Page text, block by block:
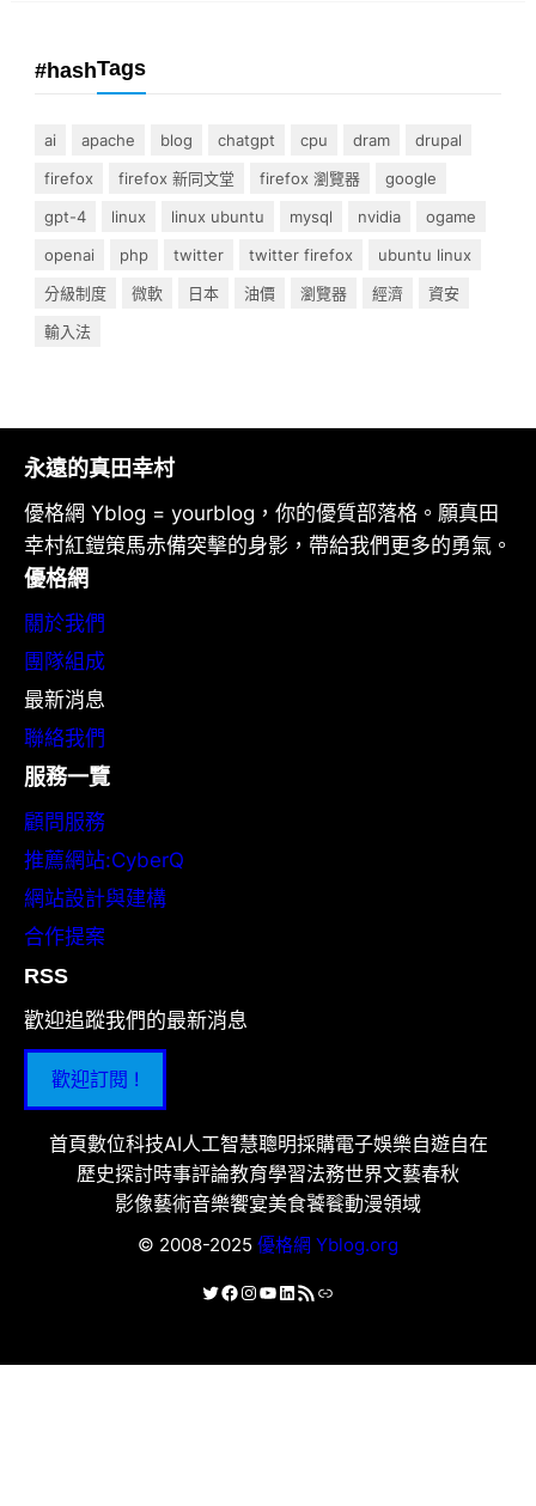
#hashTags
ai apache blog chatgpt cpu dram
drupal
firefox
firefox 新同文堂 firefox 瀏覽器
google
gpt-4
linux linux ubuntu mysql nvidia
ogame
openai
php twitter twitter firefox
ubuntu linux
分級制度
微軟 日本 油價 瀏覽器 經濟
資安
輸入法
永遠的真田幸村
優格網 Yblog = yourblog，你的優質部落格。願真田
幸村紅鎧策馬赤備突擊的身影，帶給我們更多的勇氣。
優格網
關於我們
團隊組成
最新消息
聯絡我們
服務一覽
顧問服務
推薦網站:CyberQ
網站設計與建構
合作提案
RSS
歡迎追蹤我們的最新消息
歡迎訂閱 !
首頁數位科技AI人工智慧聰明採購電子娛樂自遊自在
歷史探討時事評論教育學習法務世界文藝春秋
影像藝術音樂饗宴美食饕餮動漫領域
© 2008-2025 優格網 Yblog.org
X Facebook
Instagram
YouTube
LinkedIn
RSS 資訊提供連結